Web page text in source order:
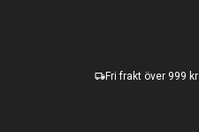
Fri frakt över 999 kr